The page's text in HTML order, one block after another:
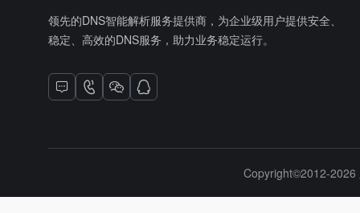
领先的DNS智能解析服务提供商，为企业级用户提供安全、
稳定、高效的DNS服务，助力业务稳定运行。
Copyright©2012-2026